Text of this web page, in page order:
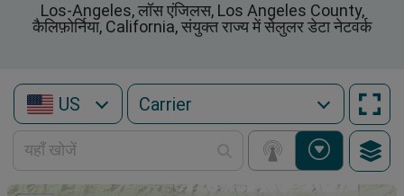
Los-Angeles, लॉस एंजिलस, Los Angeles County,
कैलिफ़ोर्निया, California, संयुक्त राज्य में सेलुलर डेटा नेटवर्क
US